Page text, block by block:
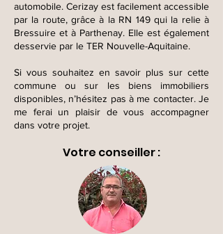
automobile. Cerizay est facilement accessible
par la route, grâce à la RN 149 qui la relie à
Bressuire et à Parthenay. Elle est également
desservie par le TER Nouvelle-Aquitaine.
Si vous souhaitez en savoir plus sur cette
commune ou sur les biens immobiliers
disponibles, n’hésitez pas à me contacter. Je
me ferai un plaisir de vous accompagner
dans votre projet.
Votre conseiller :